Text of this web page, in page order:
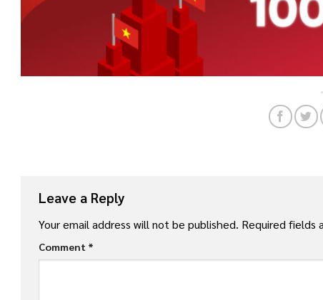
Leave a Reply
Your email address will not be published. Required fields
Comment *